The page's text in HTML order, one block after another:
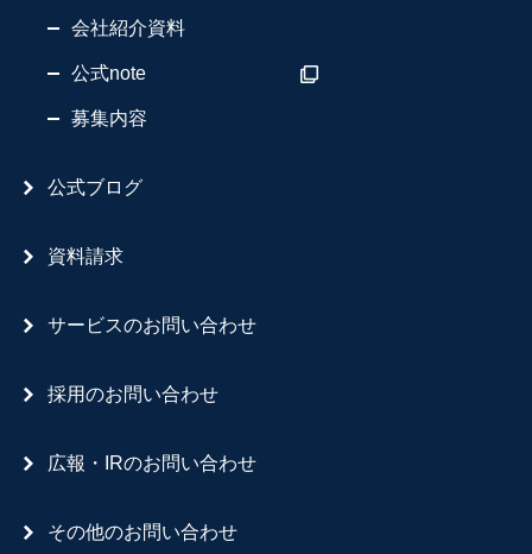
会社紹介資料
公式note
募集内容
公式ブログ
資料請求
サービスのお問い合わせ
採用のお問い合わせ
広報・IRのお問い合わせ
その他のお問い合わせ